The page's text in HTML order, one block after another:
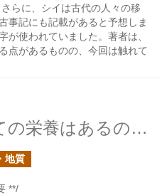
らに、シイは古代の人々の移
事記にも記載があると予想しま
が使われていました。著者は、
点があるものの、今回は触れて
砂浜にマツにとっての栄養はあるのか？
地質
**/